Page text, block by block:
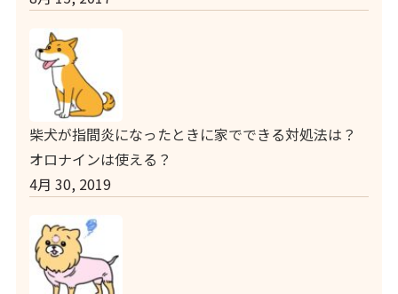
柴犬が指間炎になったときに家でできる対処法は？
オロナインは使える？
4月 30, 2019